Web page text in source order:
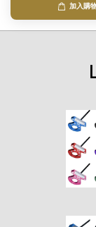
加入購